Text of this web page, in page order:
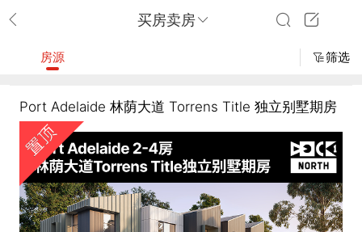
买房卖房
房源 筛选
Port Adelaide 林荫大道 Torrens Title 独立别墅期房